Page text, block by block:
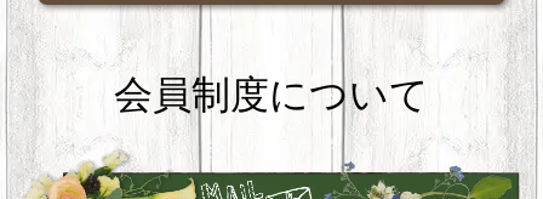
会員制度について